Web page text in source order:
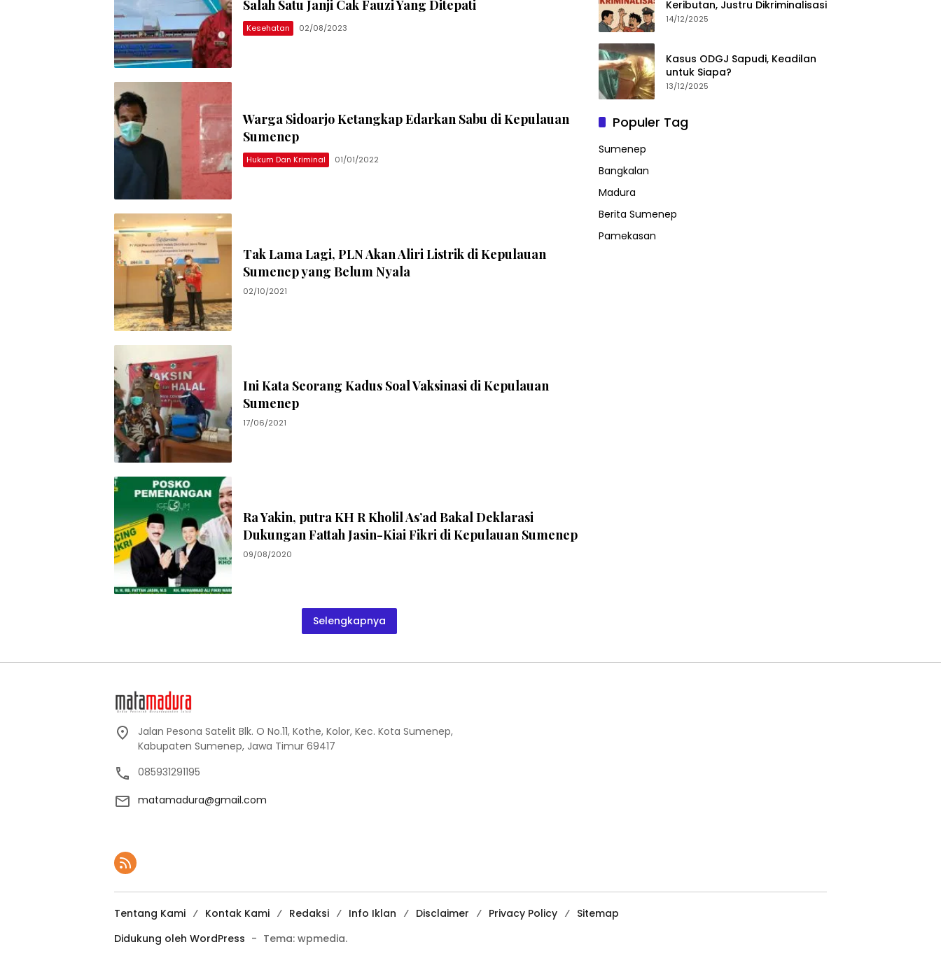
Salah Satu Janji Cak Fauzi Yang Ditepati
Kesehatan 02/08/2023
Warga Sidoarjo Ketangkap Edarkan Sabu di Kepulauan
Sumenep
Hukum Dan Kriminal 01/01/2022
Tak Lama Lagi, PLN Akan Aliri Listrik di Kepulauan
Sumenep yang Belum Nyala
02/10/2021
Ini Kata Seorang Kadus Soal Vaksinasi di Kepulauan
Sumenep
17/06/2021
Ra Yakin, putra KH R Kholil As’ad Bakal Deklarasi
Dukungan Fattah Jasin-Kiai Fikri di Kepulauan Sumenep
09/08/2020
Selengkapnya
Keributan, Justru Dikriminalisasi
14/12/2025
Kasus ODGJ Sapudi, Keadilan
untuk Siapa?
13/12/2025
Populer Tag
Sumenep
Bangkalan
Madura
Berita Sumenep
Pamekasan
Jalan Pesona Satelit Blk. O No.11, Kothe, Kolor, Kec. Kota Sumenep,
Kabupaten Sumenep, Jawa Timur 69417
085931291195
matamadura@gmail.com
Tentang Kami Kontak Kami Redaksi Info Iklan Disclaimer Privacy Policy
Sitemap
Didukung oleh WordPress - Tema: wpmedia.